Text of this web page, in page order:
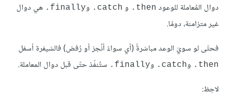
دوال المُعاملة للوعود ‎.then و ‎.catch و‎.finally هي دوال
غير متزامنة، دومًا.
فحتّى لو سويَ الوعد مباشرةً (أي سواءً أنُجز أو رُفض) فالشيفرة أسفل
‎.then و‎.catch و‎.finally ستُنفّذ حتّى قبل دوال المعاملة.
لاحِظ: